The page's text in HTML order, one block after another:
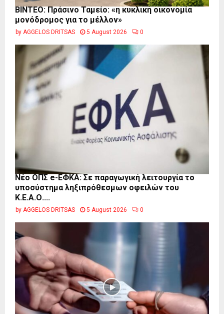
BINTEO: Πράσινο Ταμείο: «η κυκλική οικονομία
μονόδρομος για το μέλλον»
by AGGELOS DRITSAS 5 August 2026 0
Νέο ΟΠΣ e-ΕΦΚΑ: Σε παραγωγική λειτουργία το
υποσύστημα ληξιπρόθεσμων οφειλών του
Κ.Ε.Α.Ο....
by AGGELOS DRITSAS 5 August 2026 0